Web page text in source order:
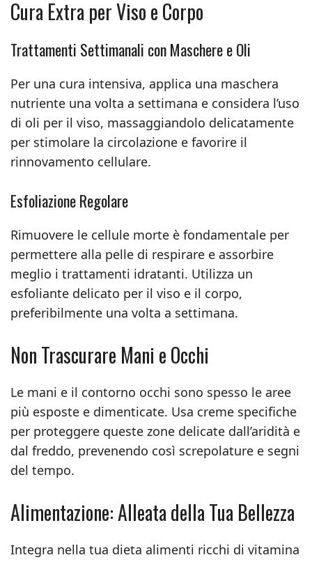
Cura Extra per Viso e Corpo
Trattamenti Settimanali con Maschere e Oli
Per una cura intensiva, applica una maschera
nutriente una volta a settimana e considera l’uso
di oli per il viso, massaggiandolo delicatamente
per stimolare la circolazione e favorire il
rinnovamento cellulare.
Esfoliazione Regolare
Rimuovere le cellule morte è fondamentale per
permettere alla pelle di respirare e assorbire
meglio i trattamenti idratanti. Utilizza un
esfoliante delicato per il viso e il corpo,
preferibilmente una volta a settimana.
Non Trascurare Mani e Occhi
Le mani e il contorno occhi sono spesso le aree
più esposte e dimenticate. Usa creme specifiche
per proteggere queste zone delicate dall’aridità e
dal freddo, prevenendo così screpolature e segni
del tempo.
Alimentazione: Alleata della Tua Bellezza
Integra nella tua dieta alimenti ricchi di vitamina